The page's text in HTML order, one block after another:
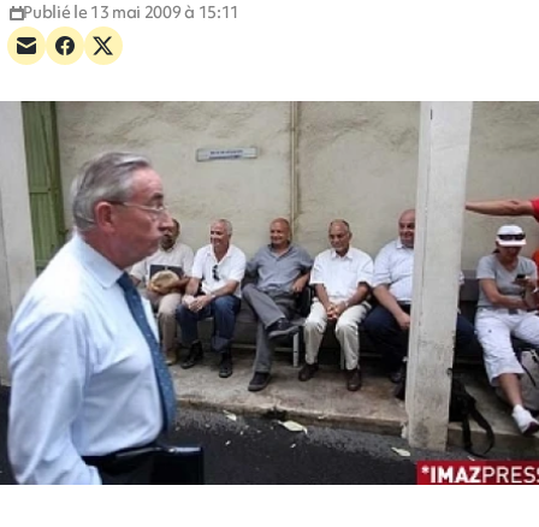
Publié le 13 mai 2009 à 15:11